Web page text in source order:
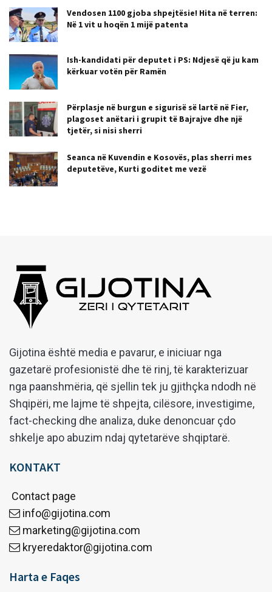
Vendosen 1100 gjoba shpejtësie! Hita në terren:
Në 1 vit u hoqën 1 mijë patenta
Ish-kandidati për deputet i PS: Ndjesë që ju kam
kërkuar votën për Ramën
Përplasje në burgun e sigurisë së lartë në Fier,
plagoset anëtari i grupit të Bajrajve dhe një
tjetër, si nisi sherri
Seanca në Kuvendin e Kosovës, plas sherri mes
deputetëve, Kurti goditet me vezë
Gijotina është media e pavarur, e iniciuar nga
gazetarë profesionistë dhe të rinj, të karakterizuar
nga paanshmëria, që sjellin tek ju gjithçka ndodh në
Shqipëri, me lajme të shpejta, cilësore, investigime,
fact-checking dhe analiza, duke denoncuar çdo
shkelje apo abuzim ndaj qytetarëve shqiptarë.
KONTAKT
Contact page
info@gijotina.com
marketing@gijotina.com
kryeredaktor@gijotina.com
Harta e Faqes